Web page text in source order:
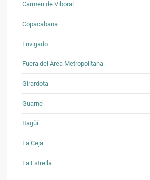
Carmen de Viboral
Copacabana
Envigado
Fuera del Área Metropolitana
Girardota
Guarne
Itagüí
La Ceja
La Estrella